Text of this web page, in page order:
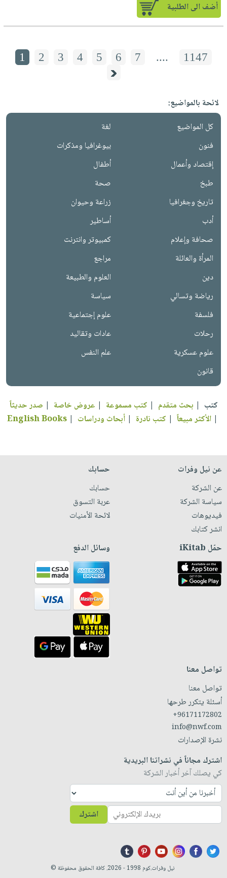
أضف الى الطلبية
1 2 3 4 5 6 7 .... 1147
لائحة بالمواضيع:
كل المواضيع
لغة
فنون
بيوغرافيا ومذكرات
إقتصاد وأعمال
أطفال
طبخ
صحة
تاريخ وجغرافيا
زراعة وحيوان
أدب
أساطير
صحافة وإعلام
كمبيوتر وانترنت
المرأة والعائلة
مراجع
دين
العلوم والطبيعة
رياضة وتسالي
سياسة
فلسفة
علوم إجتماعية
رحلات
عادات وتقاليد
علوم عسكرية
علم النفس
قانون
كتب | بحث متقدم | كتب مسموعة | عروض خاصة | صدر حديثاً
| الأكثر مبيعاً | كتب نادرة | أبحاث ودراسات |
English Books
عن نيل وفرات
عن الشركة
سياسة الشركة
فيديوهات
انشر كتابك
حسابك
حسابك
عربة التسوق
لائحة الأمنيات
حمّل iKitab وسائل الدفع
تواصل معنا
تواصل معنا
أسئلة يتكرر طرحها
+96171172802
info@nwf.com
نشرة الإصدارات
اشترك مجاناً في نشراتنا البريدية
كي يصلك آخر أخبار الشركة
اشترك
نيل وفرات.كوم 1998 - 2026. كافة الحقوق محفوظة ©